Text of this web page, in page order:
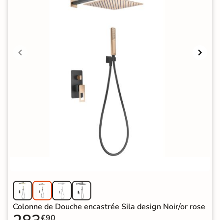
Colonne de Douche encastrée Sila design Noir/or rose